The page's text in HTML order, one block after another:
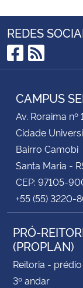
REDES
RSS
CAMPUS
Av. Roraima nº
Cidade
Bairro Camobi
Santa Maria -
CEP: 97105-
+55 (55) 3220-
PRÓ-
(PROPLAN)
Reitoria -
3º andar